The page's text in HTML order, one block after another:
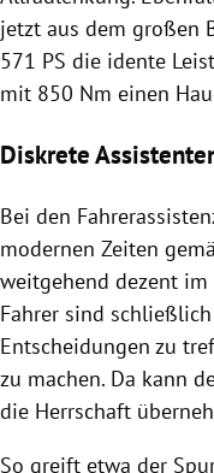
jetzt aus dem großen
571 PS die idente
mit 850 Nm einen
Diskrete
Bei den
modernen Zeiten
weitgehend dezent
Fahrer sind
Entscheidungen zu
zu machen. Da kann
die Herrschaft
So greift etwa der